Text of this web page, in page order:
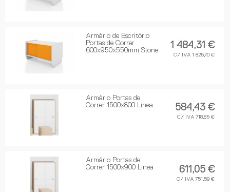
Armário de Escritório
Portas de Correr
600x950x550mm Stone
1 484,31 €
C/ IVA 1 825,70 €
Armário Portas de
Correr 1500x800 Linea
584,43 €
C/ IVA 718,85 €
Armário Portas de
Correr 1500x900 Linea
611,05 €
C/ IVA 751,59 €